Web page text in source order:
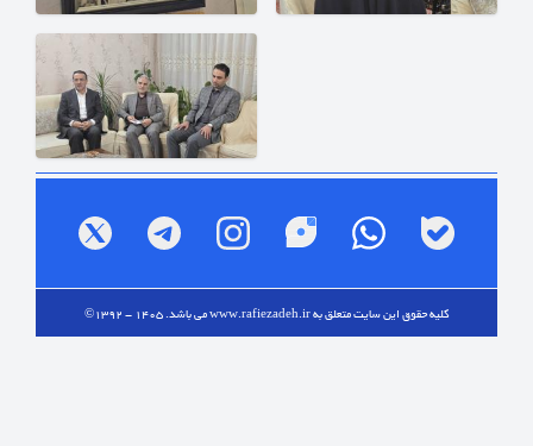
کلیه حقوق این سایت متعلق بهwww.rafiezadeh.irمی باشد. 1405 - 1392©